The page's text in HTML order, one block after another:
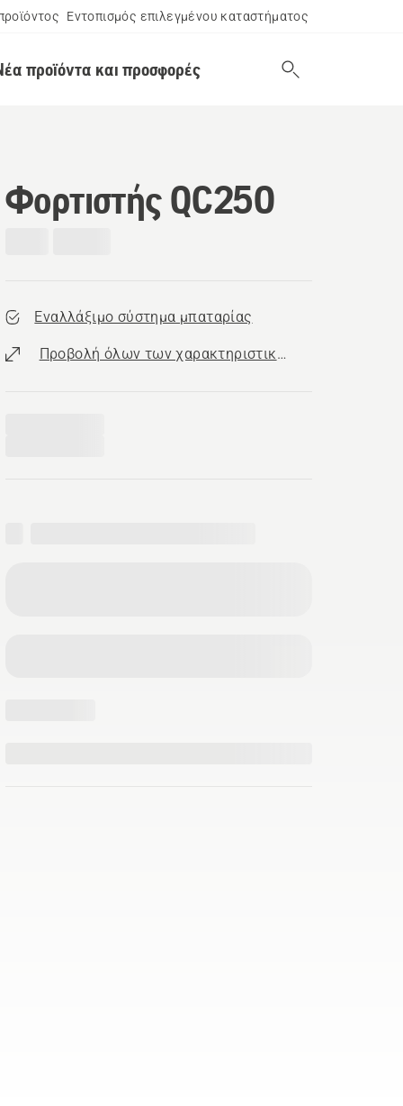
Εντοπισμός επιλεγμένου καταστήματος
προϊόντα και προσφορές
Φορτιστής QC250
Εναλλάξιμο σύστημα μπαταρίας
Προβολή όλων των χαρακτηριστικών